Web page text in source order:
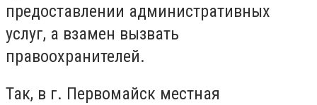
предоставлении административных
услуг, а взамен вызвать
правоохранителей.
Так, в г. Первомайск местная